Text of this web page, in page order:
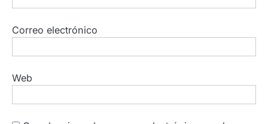
Correo electrónico
Web